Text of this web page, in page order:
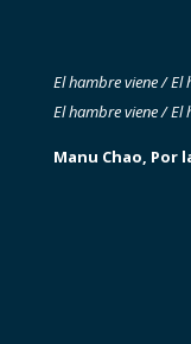
El hambre viene / El
El hambre viene /El
Manu Chao, Por